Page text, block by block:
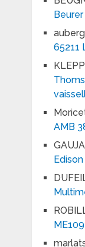
65211
AMB